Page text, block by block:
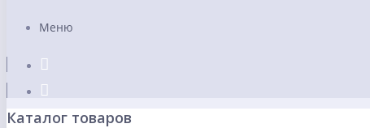
Меню
Каталог товаров